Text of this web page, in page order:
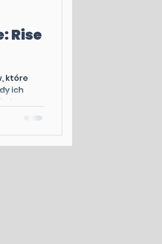
Rise
które
ich